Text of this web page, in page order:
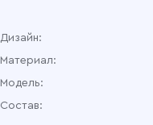
Дизайн:
Материал:
Модель:
Состав: